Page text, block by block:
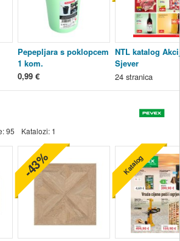
Pepepljara s poklopcem
1 kom.
0,99 €
NTL katalog
Sjever
05.08.-11.08.2026.
24 stranica
95 Katalozi: 1
-43% Katalog